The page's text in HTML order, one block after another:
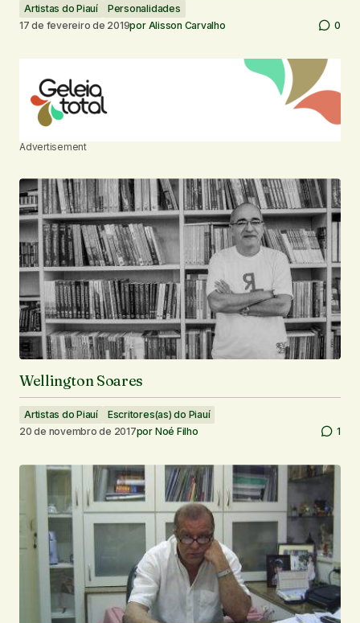
Artistas do Piauí
Personalidades
17 de fevereiro de 2019por Alisson Carvalho 0
Advertisement
Wellington Soares
Artistas do Piauí
Escritores(as) do Piauí
20 de novembro de 2017por Noé Filho 1